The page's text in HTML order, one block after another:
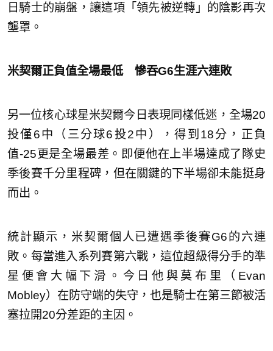
日騎士的崩盤，讓這項「領先被逆轉」的陰影再次
壟罩。
米契爾正負值全場最低 慘吞G6生涯六連敗
另一位核心球星米契爾今日表現同樣低迷，全場20
投僅6中（三分球6投2中），得到18分，正負
值-25更是全場最差。即便他在上半場達成了隊史
季後賽千分里程碑，但在關鍵的下半場卻未能挺身
而出。
統計顯示，米契爾個人已遭遇季後賽G6的六連
敗。每當進入系列賽第六戰，這位超級得分手的準
星便會大幅下滑。今日他與莫布里（Evan
Mobley）在防守端的失守，也是騎士在第三節被活
塞拉開20分差距的主因。